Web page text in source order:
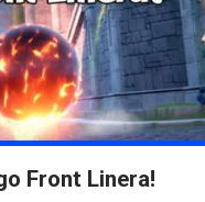
Front Linera!